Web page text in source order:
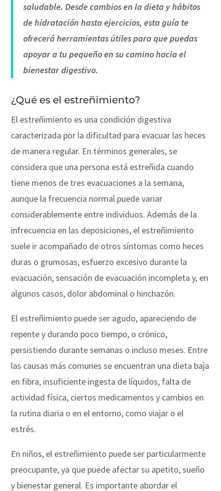
saludable. Desde cambios en la dieta y hábitos
de hidratación hasta ejercicios, esta guía te
ofrecerá herramientas útiles para que puedas
apoyar a tu pequeño en su camino hacia el
bienestar digestivo.
¿Qué es el estreñimiento?
El estreñimiento es una condición digestiva
caracterizada por la dificultad para evacuar las heces
de manera regular. En términos generales, se
considera que una persona está estreñida cuando
tiene menos de tres evacuaciones a la semana,
aunque la frecuencia normal puede variar
considerablemente entre individuos. Además de la
infrecuencia en las deposiciones, el estreñimiento
suele ir acompañado de otros síntomas como heces
duras o grumosas, esfuerzo excesivo durante la
evacuación, sensación de evacuación incompleta y, en
algunos casos, dolor abdominal o hinchazón.
El estreñimiento puede ser agudo, apareciendo de
repente y durando poco tiempo, o crónico,
persistiendo durante semanas o incluso meses. Entre
las causas más comunes se encuentran una dieta baja
en fibra, insuficiente ingesta de líquidos, falta de
actividad física, ciertos medicamentos y cambios en
la rutina diaria o en el entorno, como viajar o el
estrés.
En niños, el estreñimiento puede ser particularmente
preocupante, ya que puede afectar su apetito, sueño
y bienestar general. Es importante abordar el